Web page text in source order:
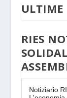
ULTIME
RIES